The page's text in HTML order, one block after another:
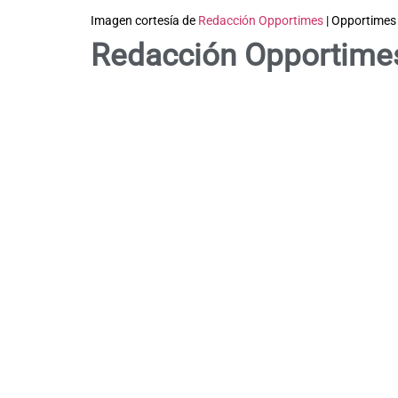
Imagen cortesía de Redacción Opportimes | Opportimes
Redacción